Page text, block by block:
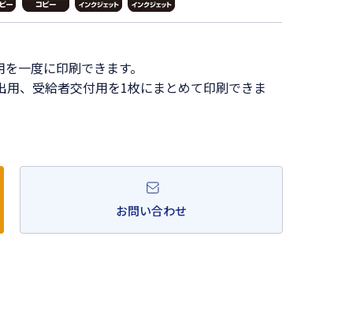
一度に印刷できます。
、受給者交付用を1枚にまとめて印刷できま
お問い合わせ